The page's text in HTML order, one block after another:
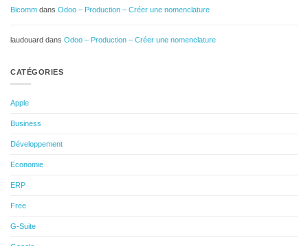
Bicomm dans Odoo – Production – Créer une nomenclature
laudouard dans Odoo – Production – Créer une nomenclature
CATÉGORIES
Apple
Business
Développement
Economie
ERP
Free
G-Suite